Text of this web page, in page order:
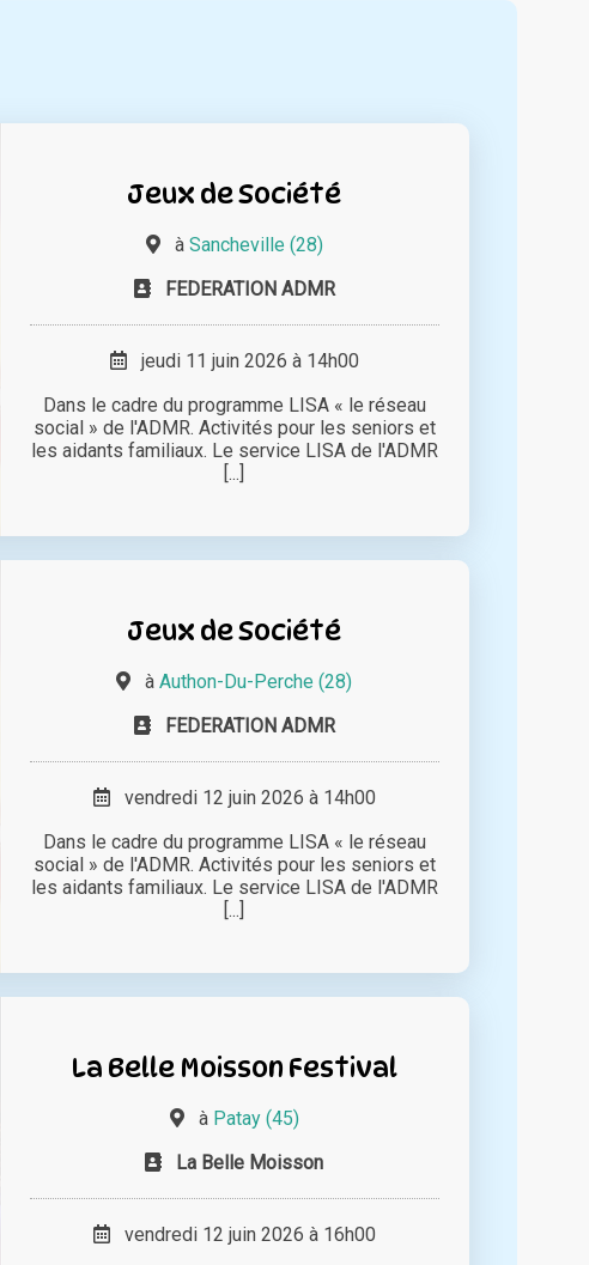
Jeux de Société
à Sancheville (28)
FEDERATION ADMR
jeudi 11 juin 2026 à 14h00
Dans le cadre du programme LISA « le réseau
social » de l'ADMR. Activités pour les seniors et
les aidants familiaux. Le service LISA de l'ADMR
[...]
Jeux de Société
àAuthon-Du-Perche (28)
FEDERATION ADMR
vendredi 12 juin 2026 à 14h00
Dans le cadre du programme LISA « le réseau
social » de l'ADMR. Activités pour les seniors et
les aidants familiaux. Le service LISA de l'ADMR
[...]
La Belle Moisson Festival
à Patay (45)
La Belle Moisson
vendredi 12 juin 2026 à 16h00